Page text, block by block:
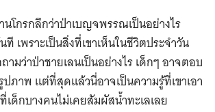
โกรกลึกว่าป่าเบญจพรรณเป็นอย่างไร
เพราะเป็นสิ่งที่เขาเห็นในชีวิตประจำวัน
มว่าป่าชายเลนเป็นอย่างไร เด็กๆ อาจตอบ
ปภาพ แต่ที่สุดแล้วนี่อาจเป็นความรู้ที่เขาเอา
ด็กบางคนไม่เคยสัมผัสน้ำทะเลเลย